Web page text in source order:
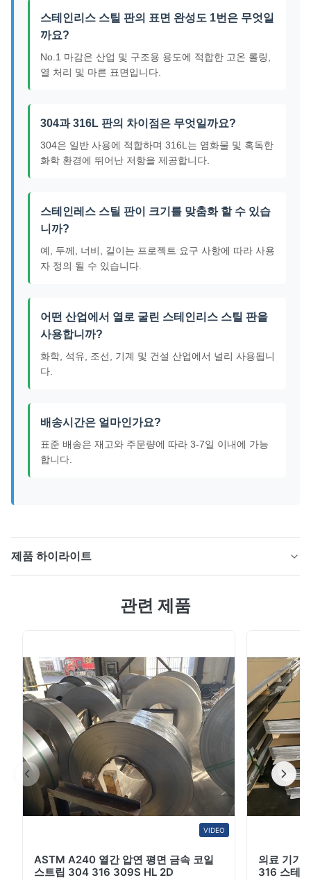
스테인리스 스틸 판의 표면 완성도 1번은 무엇일
까요?
No.1 마감은 산업 및 구조용 용도에 적합한 고온 롤링,
열 처리 및 마른 표면입니다.
304과 316L 판의 차이점은 무엇일까요?
304은 일반 사용에 적합하며 316L는 염화물 및 혹독한
화학 환경에 뛰어난 저항을 제공합니다.
스테인레스 스틸 판이 크기를 맞춤화 할 수 있습
니까?
예, 두께, 너비, 길이는 프로젝트 요구 사항에 따라 사용
자 정의 될 수 있습니다.
어떤 산업에서 열로 굴린 스테인리스 스틸 판을
사용합니까?
화학, 석유, 조선, 기계 및 건설 산업에서 널리 사용됩니
다.
배송시간은 얼마인가요?
표준 배송은 재고와 주문량에 따라 3-7일 이내에 가능
합니다.
제품 하이라이트
판 No.1 마무리 제품 개요 열로 굴린 스테인리스 스틸 플레
JIS 및 EN 표준에 따라 생산 된 이 스테인레스 스틸 판은
내구성 있는 No.1 핫 롤링 표면 완공, 우수한 부식 저항성
및 강한 기계적 특성을 갖추고 있습니다. 티스코 (TISCO)
와 중국 장쑤 (Jiangsu) 의 다른 인증 공장에서 제조 된 이
관련 제품
VIDEO
ASTM A240 열간 압연 평면 금속 코일
스트립 304 316 309S HL 2D
의료 기기
316 스테